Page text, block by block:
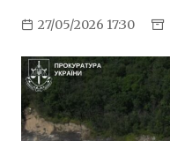
27/05/2026 17:30